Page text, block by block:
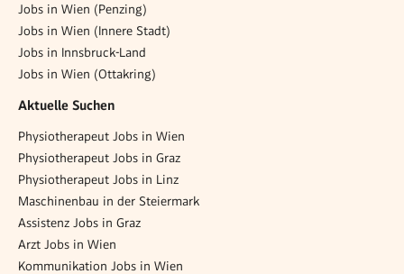
Jobs in Wien (Penzing)
Jobs in Wien (Innere Stadt)
Jobs in Innsbruck-Land
Jobs in Wien (Ottakring)
Aktuelle Suchen
Physiotherapeut Jobs in Wien
Physiotherapeut Jobs in Graz
Physiotherapeut Jobs in Linz
Maschinenbau in der Steiermark
Assistenz Jobs in Graz
Arzt Jobs in Wien
Kommunikation Jobs in Wien